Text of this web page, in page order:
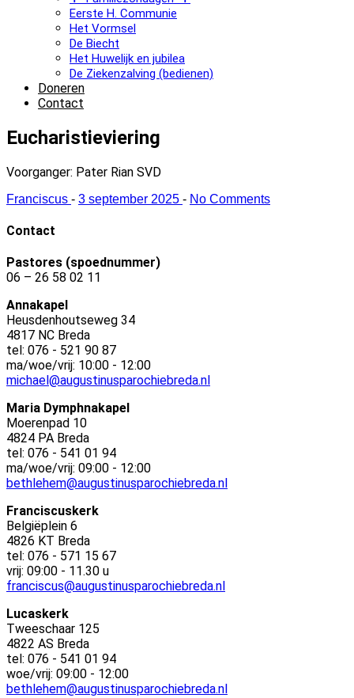
Eerste H. Communie
Het Vormsel
De Biecht
Het Huwelijk en jubilea
De Ziekenzalving (bedienen)
Doneren
Contact
Eucharistieviering
Voorganger: Pater Rian SVD
Franciscus - 3 september 2025 - No Comments
Contact
Pastores (spoednummer)
06 – 26 58 02 11
Annakapel
Heusdenhoutseweg 34
4817 NC Breda
tel: 076 - 521 90 87
ma/woe/vrij: 10:00 - 12:00
michael@augustinusparochiebreda.nl
Maria Dymphnakapel
Moerenpad 10
4824 PA Breda
tel: 076 - 541 01 94
ma/woe/vrij: 09:00 - 12:00
bethlehem@augustinusparochiebreda.nl
Franciscuskerk
Belgiëplein 6
4826 KT Breda
tel: 076 - 571 15 67
vrij: 09:00 - 11.30 u
franciscus@augustinusparochiebreda.nl
Lucaskerk
Tweeschaar 125
4822 AS Breda
tel: 076 - 541 01 94
woe/vrij: 09:00 - 12:00
bethlehem@augustinusparochiebreda.nl